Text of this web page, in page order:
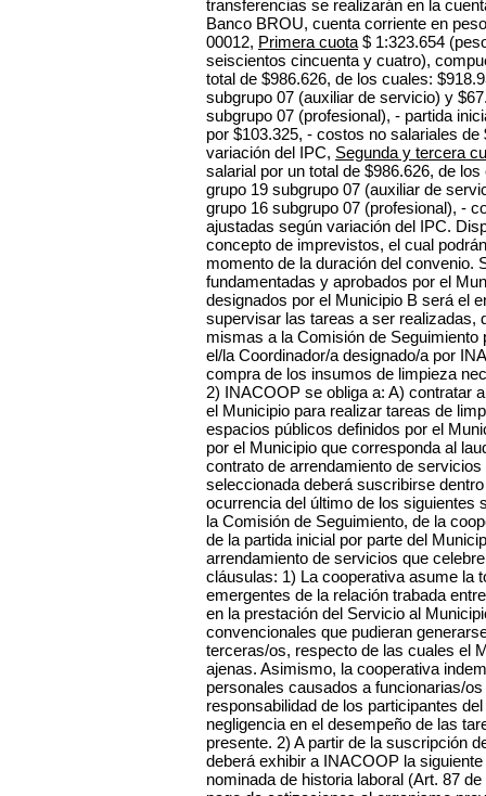
transferencias se realizarán en la
Banco BROU, cuenta corriente en
00012, Primera cuota $ 1:323.654
seiscientos cincuenta y cuatro),
total de $986.626, de los cuales:
subgrupo 07 (auxiliar de servicio) y
subgrupo 07 (profesional), - partida
por $103.325, - costos no salariales
variación del IPC, Segunda y tercera
salarial por un total de $986.626, de
grupo 19 subgrupo 07 (auxiliar de
grupo 16 subgrupo 07 (profesional), -
ajustadas según variación del IPC.
concepto de imprevistos, el cual
momento de la duración del convenio.
fundamentadas y aprobados por el
designados por el Municipio B será el
supervisar las tareas a ser realizadas,
mismas a la Comisión de
el/la Coordinador/a designado/a por
compra de los insumos de limpieza
2) INACOOP se obliga a: A) contratar
el Municipio para realizar tareas de
espacios públicos definidos por el
por el Municipio que corresponda al
contrato de arrendamiento de
seleccionada deberá suscribirse
ocurrencia del último de los siguientes
la Comisión de Seguimiento, de la
de la partida inicial por parte del
arrendamiento de servicios que
cláusulas: 1) La cooperativa asume la
emergentes de la relación trabada
en la prestación del Servicio al
convencionales que pudieran
terceras/os, respecto de las cuales el
ajenas. Asimismo, la cooperativa
personales causados a funcionarias/
responsabilidad de los participantes
negligencia en el desempeño de las
presente. 2) A partir de la suscripción
deberá exhibir a INACOOP la
nominada de historia laboral (Art. 87